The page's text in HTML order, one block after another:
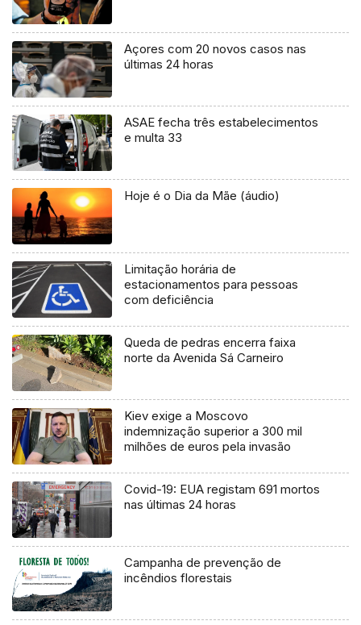
Açores com 20 novos casos nas
últimas 24 horas
ASAE fecha três estabelecimentos
e multa 33
Hoje é o Dia da Mãe (áudio)
Limitação horária de
estacionamentos para pessoas
com deficiência
Queda de pedras encerra faixa
norte da Avenida Sá Carneiro
Kiev exige a Moscovo
indemnização superior a 300 mil
milhões de euros pela invasão
Covid-19: EUA registam 691 mortos
nas últimas 24 horas
Campanha de prevenção de
incêndios florestais